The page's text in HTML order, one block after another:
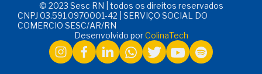
© 2023 Sesc RN | todos os direitos reservados
CNPJ 03.591.0970001-42 | SERVIÇO SOCIAL DO
COMERCIO SESC/AR/RN
Desenvolvido porColinaTech